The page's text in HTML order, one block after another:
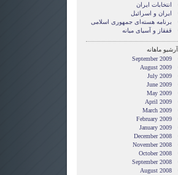
انتخابات ایران
ایران و اسرائیل
برنامه هسته‌ای جمهوری اسلامی
قفقاز و آسیای میانه
آرشیو ماهانه
September 2009
August 2009
July 2009
June 2009
May 2009
April 2009
March 2009
February 2009
January 2009
December 2008
November 2008
October 2008
September 2008
August 2008